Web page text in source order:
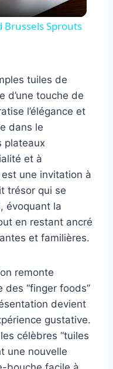
Brussels Sprouts
tuiles de
d’une touche de
l’élégance et
dans le
plateaux
et à
est une invitation à
trésor qui se
évoquant la
en restant ancré
et familières.
remonte
“finger foods”
devient
gustative.
célèbres “tuiles
une nouvelle